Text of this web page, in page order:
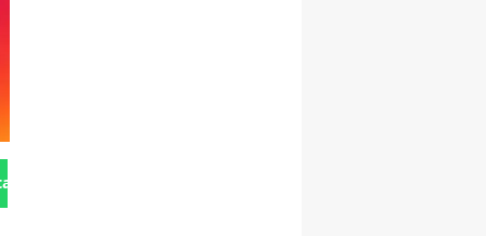
Gönder